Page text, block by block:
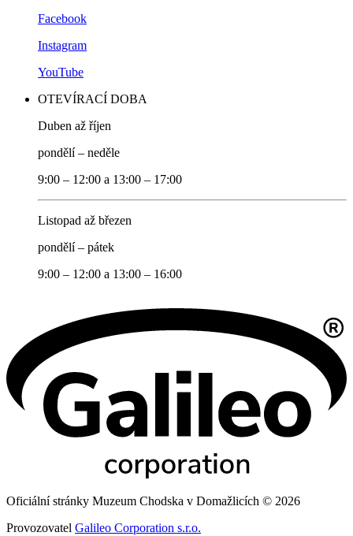
Facebook
Instagram
YouTube
OTEVÍRACÍ DOBA
Duben až říjen
pondělí – neděle
9:00 – 12:00 a 13:00 – 17:00
Listopad až březen
pondělí – pátek
9:00 – 12:00 a 13:00 – 16:00
Oficiální stránky Muzeum Chodska v Domažlicích © 2026
Provozovatel Galileo Corporation s.r.o.